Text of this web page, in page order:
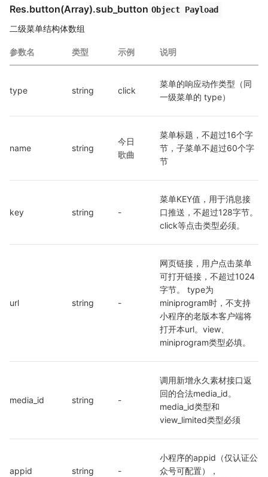
Res.button(Array).sub_button Object Payload
二级菜单结构体数组
参数名 类型 示例 说明
type string click
菜单的响应动作类型（同
一级菜单的 type）
name string
今日
歌曲
菜单标题，不超过16个字
节，子菜单不超过60个字
节
key string -
菜单KEY值，用于消息接
口推送，不超过128字节。
click等点击类型必须。
url string -
网页链接，用户点击菜单
可打开链接，不超过1024
字节。 type为
miniprogram时，不支持
小程序的老版本客户端将
打开本url。view、
miniprogram类型必填。
media_id string -
调用新增永久素材接口返
回的合法media_id。
media_id类型和
view_limited类型必须
appid string -
小程序的appid（仅认证公
众号可配置），